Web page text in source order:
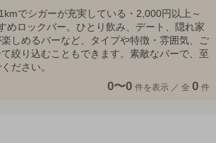
でシガーが充実している・2,000円以上～
めロックバー。ひとり飲み、デート、隠れ家
しめるバーなど、タイプや特徴・雰囲気、ご
絞り込むこともできます。素敵なバーで、至
ださい。
0〜0 件を表示 ／ 全 0 件